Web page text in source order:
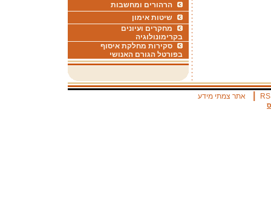
הרהורים ומחשבות
שיטות אימון
מחקרים ועיונים
בקרימונולוגיה
סקירות מחלקת איסוף
בפורטל הגורם האנושי
אתר צמתי מידע